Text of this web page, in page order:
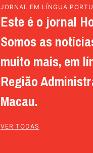
JORNAL EM LÍNGUA
Este é o jornal
Somos as
muito mais, em
Região
Macau.
VER TODAS